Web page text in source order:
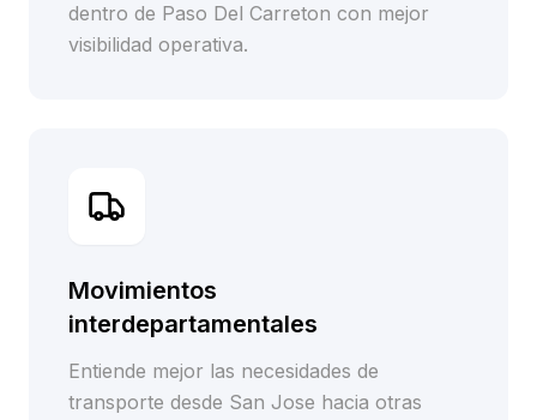
dentro de Paso Del Carreton con mejor
visibilidad operativa.
Movimientos
interdepartamentales
Entiende mejor las necesidades de
transporte desde San Jose hacia otras